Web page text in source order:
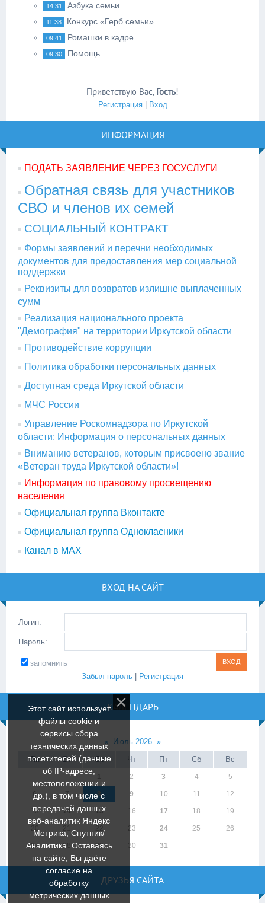
14:31 Азбука семьи
11:38 Конкурс «Герб семьи»
09:41 Ромашки в кадре
09:30 Помощь
Приветствую Вас, Гость!
Регистрация| Вход
ИНФОРМАЦИЯ
ПОДАТЬ ЗАЯВЛЕНИЕ ЧЕРЕЗ ГОСУСЛУГИ
Обратная связь для участников
СВО и членов их семей
СОЦИАЛЬНЫЙ КОНТРАКТ
Формы заявлений и перечни необходимых
документов для предоставления мер социальной
поддержки
Реквизиты для возвратов излишне выплаченных
сумм
Реализация национального проекта
"Демография" на территории Иркутской области
Противодействие коррупции
Политика обработки персональных данных
Доступная среда Иркутской области
МЧС России
Управление Роскомнадзора по Иркутской
области: Информация о персональных данных
Вниманию ветеранов, которым присвоено звание
«Ветеран труда Иркутской области»!
Информация по правовому просвещению
населения
Официальная группа Вконтакте
Официальная группа Однокласники
Канал в МАХ
ВХОД НА САЙТ
Логин:
Пароль:
запомнить
Забыл пароль
Регистрация
КАЛЕНДАРЬ
« Июль 2026 »
Пн
Вт Ср Чт Пт Сб Вс
2 3 4 5
6 7 8 9 10 11 12
13 14 15 16 17 18 19
20 23 24 25 26
27 28 29 30 31
ДРУЗЬЯ САЙТА
Этот сайт использует
файлы cookie и
сервисы сбора
технических данных
посетителей (данные
об IP-адресе,
местоположении и
др.), в том числе с
передачей данных
веб-аналитик Яндекс
Метрика, Спутник/
Аналитика. Оставаясь
на сайте, Вы даёте
согласие на
обработку
метрических данных